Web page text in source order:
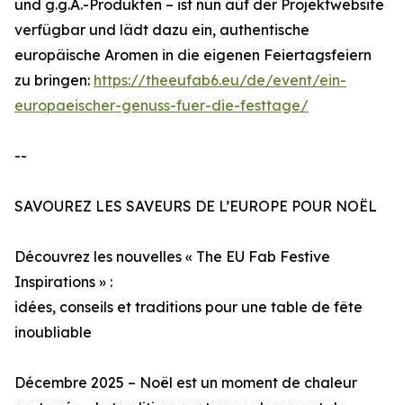
und g.g.A.-Produkten – ist nun auf der Projektwebsite
verfügbar und lädt dazu ein, authentische
europäische Aromen in die eigenen Feiertagsfeiern
zu bringen: https://theeufab6.eu/de/event/ein-
europaeischer-genuss-fuer-die-festtage/
--
SAVOUREZ LES SAVEURS DE L’EUROPE POUR NOËL
Découvrez les nouvelles « The EU Fab Festive
Inspirations » :
idées, conseils et traditions pour une table de fête
inoubliable
Décembre 2025 – Noël est un moment de chaleur